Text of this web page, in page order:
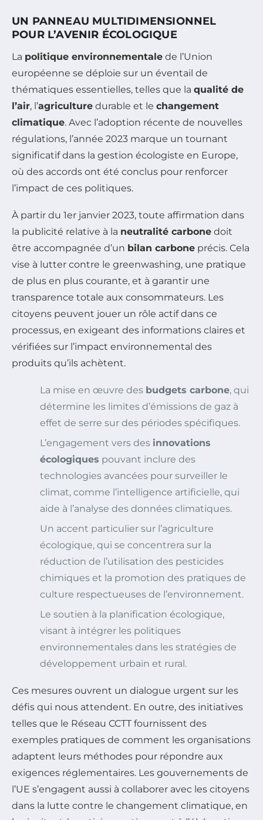
UN PANNEAU MULTIDIMENSIONNEL
POUR L’AVENIR ÉCOLOGIQUE
La politique environnementale de l’Union
européenne se déploie sur un éventail de
thématiques essentielles, telles que la qualité de
l’air, l’agriculture durable et le changement
climatique. Avec l’adoption récente de nouvelles
régulations, l’année 2023 marque un tournant
significatif dans la gestion écologiste en Europe,
où des accords ont été conclus pour renforcer
l’impact de ces politiques.
À partir du 1er janvier 2023, toute affirmation dans
la publicité relative à la neutralité carbone doit
être accompagnée d’un bilan carbone précis. Cela
vise à lutter contre le greenwashing, une pratique
de plus en plus courante, et à garantir une
transparence totale aux consommateurs. Les
citoyens peuvent jouer un rôle actif dans ce
processus, en exigeant des informations claires et
vérifiées sur l’impact environnemental des
produits qu’ils achètent.
La mise en œuvre des budgets carbone, qui
détermine les limites d’émissions de gaz à
effet de serre sur des périodes spécifiques.
L’engagement vers des innovations
écologiques pouvant inclure des
technologies avancées pour surveiller le
climat, comme l’intelligence artificielle, qui
aide à l’analyse des données climatiques.
Un accent particulier sur l’agriculture
écologique, qui se concentrera sur la
réduction de l’utilisation des pesticides
chimiques et la promotion des pratiques de
culture respectueuses de l’environnement.
Le soutien à la planification écologique,
visant à intégrer les politiques
environnementales dans les stratégies de
développement urbain et rural.
Ces mesures ouvrent un dialogue urgent sur les
défis qui nous attendent. En outre, des initiatives
telles que le Réseau CCTT fournissent des
exemples pratiques de comment les organisations
adaptent leurs méthodes pour répondre aux
exigences réglementaires. Les gouvernements de
l’UE s’engagent aussi à collaborer avec les citoyens
dans la lutte contre le changement climatique, en